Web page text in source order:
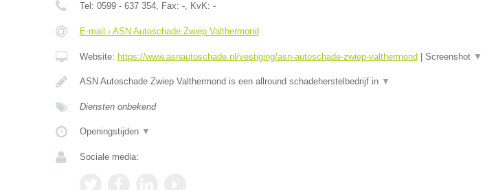
Tel: 0599 - 637 354, Fax: -, KvK: -
E-mail › ASN Autoschade Zwiep Valthermond
Website: https://www.asnautoschade.nl/vestiging/asn-autoschade-zwiep-valthermond Screenshot ▼
ASN Autoschade Zwiep Valthermond is een allround schadeherstelbedrijf in ▼
Diensten onbekend
Openingstijden ▼
Sociale media: